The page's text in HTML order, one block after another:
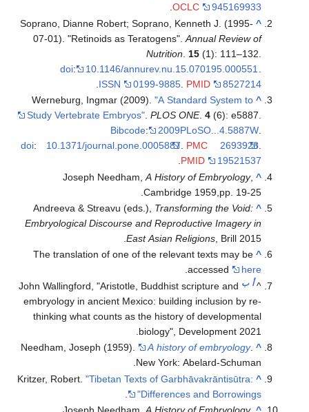
OCLC
945169933
.
^
Soprano, Dianne Robert; Soprano, Kenneth J. (1995-
07-01). "Retinoids as Teratogens".Annual Review of
Nutrition
15 (1): 111–132.
doi: 10.1146/annurev.nu.15.070195.000551
ISSN
0199-9885 PMID 8527214
^
Werneburg, Ingmar (2009)."A Standard System to
Study Vertebrate Embryos".PLOS ONE.4 (6): e5887.
Bibcode: 2009PLoSO...4.5887W.
doi: 10.1371/journal.pone.0005887. PMC 2693928.
PMID
19521537
.
^
Joseph Needham,A History of Embryology,
Cambridge 1959,pp. 19-25.
^
Andreeva & Streavu (eds.), Transforming the Void:
Embryological Discourse and Reproductive Imagery in
East Asian Religions , Brill 2015.
^
The translation of one of the relevant texts may be
accessed
here
.
^أ ب John Wallingford, "Aristotle, Buddhist scripture and
embryology in ancient Mexico: building inclusion by re-
thinking what counts as the history of developmental
biology", Development 2021.
^
Needham, Joseph (1959). A history of embryology.
New York: Abelard-Schuman.
^
Kritzer, Robert."Tibetan Texts of Garbhāvakrāntisūtra:
Differences and Borrowings"